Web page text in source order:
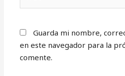
Guarda mi nombre,
en este navegador para la
comente.